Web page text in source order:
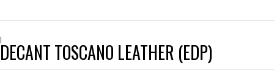
|
DECANT TOSCANO LEATHER (EDP)